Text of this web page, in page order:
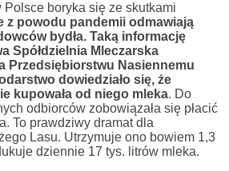
Polsce boryka się ze skutkami
z powodu pandemii odmawiają
bydła. Taką informację
Spółdzielnia Mleczarska
Przedsiębiorstwu Nasiennemu
dowiedziało się, że
kupowała od niego mleka. Do
odbiorców zobowiązała się płacić
To prawdziwy dramat dla
Lasu. Utrzymuje ono bowiem 1,3
dziennie 17 tys. litrów mleka.